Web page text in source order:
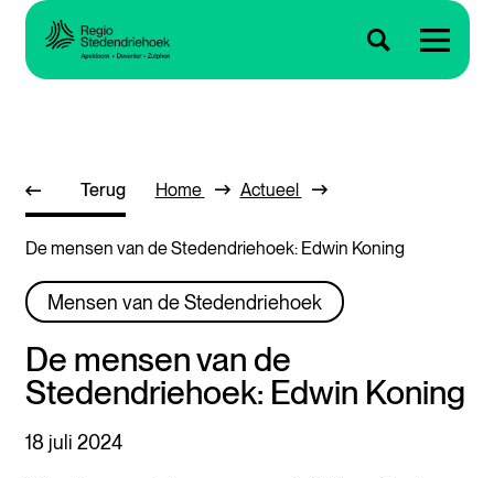
Terug Home Actueel
De mensen van de Stedendriehoek: Edwin Koning
Mensen van de Stedendriehoek
De mensen van de
Stedendriehoek: Edwin Koning
18 juli 2024